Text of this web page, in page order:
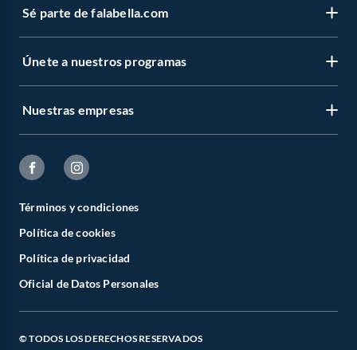
Sé parte de falabella.com
Únete a nuestros programas
Nuestras empresas
Términos y condiciones
Política de cookies
Política de privacidad
Oficial de Datos Personales
© TODOS LOS DERECHOS RESERVADOS